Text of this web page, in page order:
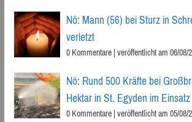
Nö: Mann (56) bei Sturz in
verletzt
0 Kommentare|veröffentlicht am 06/08/
Nö: Rund 500 Kräfte bei
Hektar in St. Egyden im Einsatz
0 Kommentare|veröffentlicht am 05/08/